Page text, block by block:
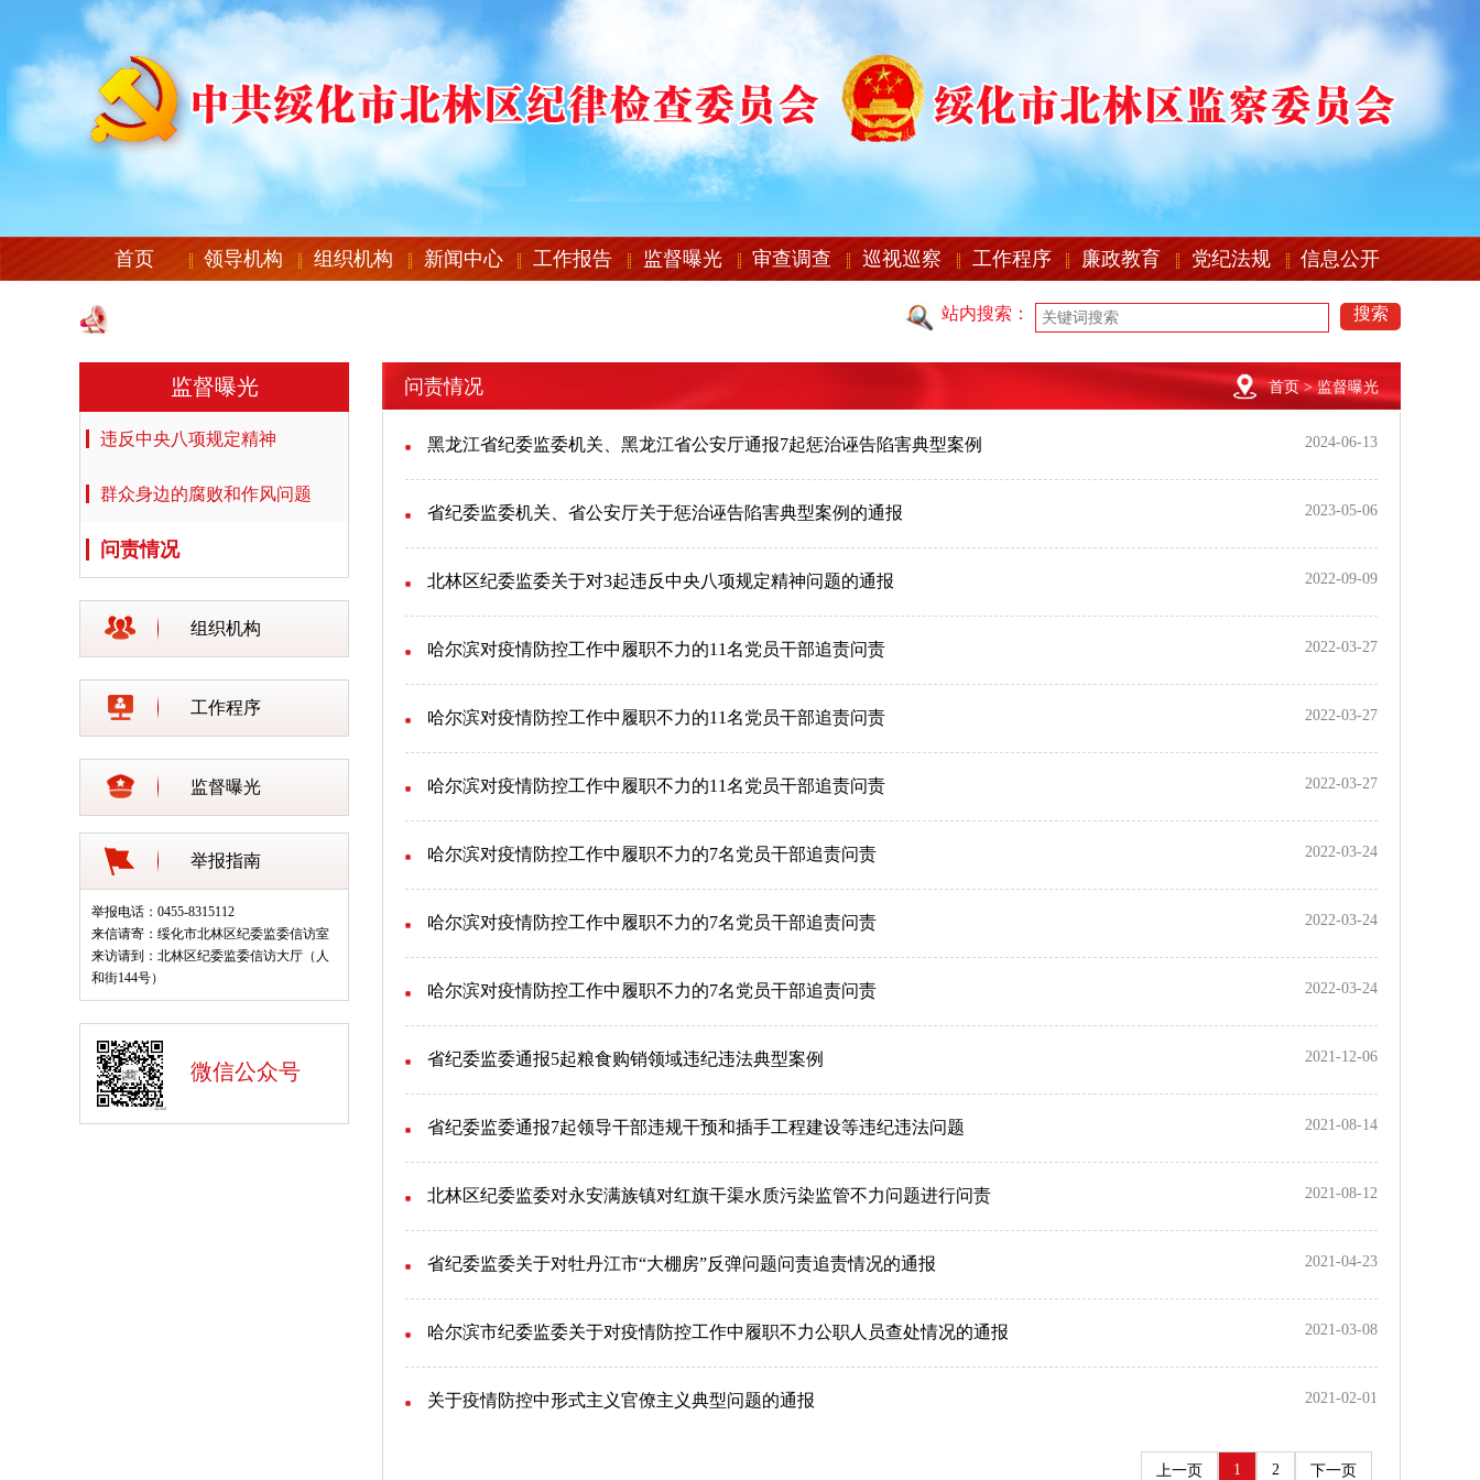
首页 领导机构 组织机构 新闻中心 工作报告 监督曝光 审查调查 巡视巡察 工作程序 廉政教育 党纪法规 信息公开
站内搜索： 搜索
监督曝光
违反中央八项规定精神
群众身边的腐败和作风问题
问责情况
组织机构
工作程序
监督曝光
举报指南
举报电话：0455-8315112
来信请寄：绥化市北林区纪委监委信访室
来访请到：北林区纪委监委信访大厅（人
和街144号）
微信公众号
问责情况 首页> 监督曝光
黑龙江省纪委监委机关、黑龙江省公安厅通报7起惩治诬告陷害典型案例 2024-06-13
省纪委监委机关、省公安厅关于惩治诬告陷害典型案例的通报 2023-05-06
北林区纪委监委关于对3起违反中央八项规定精神问题的通报 2022-09-09
哈尔滨对疫情防控工作中履职不力的11名党员干部追责问责 2022-03-27
哈尔滨对疫情防控工作中履职不力的11名党员干部追责问责 2022-03-27
哈尔滨对疫情防控工作中履职不力的11名党员干部追责问责 2022-03-27
哈尔滨对疫情防控工作中履职不力的7名党员干部追责问责 2022-03-24
哈尔滨对疫情防控工作中履职不力的7名党员干部追责问责 2022-03-24
哈尔滨对疫情防控工作中履职不力的7名党员干部追责问责 2022-03-24
省纪委监委通报5起粮食购销领域违纪违法典型案例 2021-12-06
省纪委监委通报7起领导干部违规干预和插手工程建设等违纪违法问题 2021-08-14
北林区纪委监委对永安满族镇对红旗干渠水质污染监管不力问题进行问责 2021-08-12
省纪委监委关于对牡丹江市“大棚房”反弹问题问责追责情况的通报 2021-04-23
哈尔滨市纪委监委关于对疫情防控工作中履职不力公职人员查处情况的通报 2021-03-08
关于疫情防控中形式主义官僚主义典型问题的通报 2021-02-01
上一页 1 2 下一页